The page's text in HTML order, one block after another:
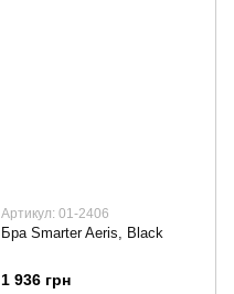
Артикул: 01-2406
Бра Smarter Aeris, Black
1 936 грн